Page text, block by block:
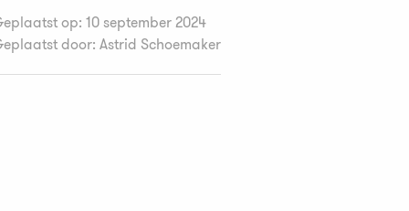
op: 10 september 2024
door: Astrid Schoemaker